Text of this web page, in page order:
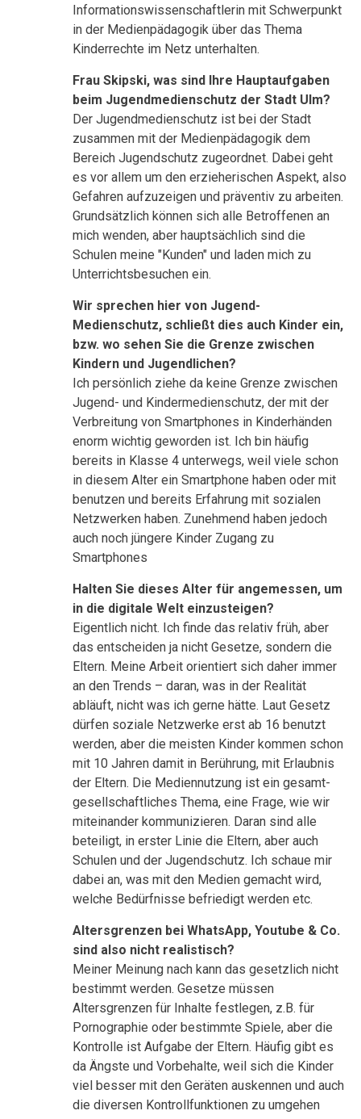
Informationswissenschaftlerin mit Schwerpunkt
in der Medienpädagogik über das Thema
Kinderrechte im Netz unterhalten.
Frau Skipski, was sind Ihre Hauptaufgaben
beim Jugendmedienschutz der Stadt Ulm?
Der Jugendmedienschutz ist bei der Stadt
zusammen mit der Medienpädagogik dem
Bereich Jugendschutz zugeordnet. Dabei geht
es vor allem um den erzieherischen Aspekt, also
Gefahren aufzuzeigen und präventiv zu arbeiten.
Grundsätzlich können sich alle Betroffenen an
mich wenden, aber hauptsächlich sind die
Schulen meine "Kunden" und laden mich zu
Unterrichtsbesuchen ein.
Wir sprechen hier von Jugend-
Medienschutz, schließt dies auch Kinder ein,
bzw. wo sehen Sie die Grenze zwischen
Kindern und Jugendlichen?
Ich persönlich ziehe da keine Grenze zwischen
Jugend- und Kindermedienschutz, der mit der
Verbreitung von Smartphones in Kinderhänden
enorm wichtig geworden ist. Ich bin häufig
bereits in Klasse 4 unterwegs, weil viele schon
in diesem Alter ein Smartphone haben oder mit
benutzen und bereits Erfahrung mit sozialen
Netzwerken haben. Zunehmend haben jedoch
auch noch jüngere Kinder Zugang zu
Smartphones
Halten Sie dieses Alter für angemessen, um
in die digitale Welt einzusteigen?
Eigentlich nicht. Ich finde das relativ früh, aber
das entscheiden ja nicht Gesetze, sondern die
Eltern. Meine Arbeit orientiert sich daher immer
an den Trends – daran, was in der Realität
abläuft, nicht was ich gerne hätte. Laut Gesetz
dürfen soziale Netzwerke erst ab 16 benutzt
werden, aber die meisten Kinder kommen schon
mit 10 Jahren damit in Berührung, mit Erlaubnis
der Eltern. Die Mediennutzung ist ein gesamt-
gesellschaftliches Thema, eine Frage, wie wir
miteinander kommunizieren. Daran sind alle
beteiligt, in erster Linie die Eltern, aber auch
Schulen und der Jugendschutz. Ich schaue mir
dabei an, was mit den Medien gemacht wird,
welche Bedürfnisse befriedigt werden etc.
Altersgrenzen bei WhatsApp, Youtube & Co.
sind also nicht realistisch?
Meiner Meinung nach kann das gesetzlich nicht
bestimmt werden. Gesetze müssen
Altersgrenzen für Inhalte festlegen, z.B. für
Pornographie oder bestimmte Spiele, aber die
Kontrolle ist Aufgabe der Eltern. Häufig gibt es
da Ängste und Vorbehalte, weil sich die Kinder
viel besser mit den Geräten auskennen und auch
die diversen Kontrollfunktionen zu umgehen